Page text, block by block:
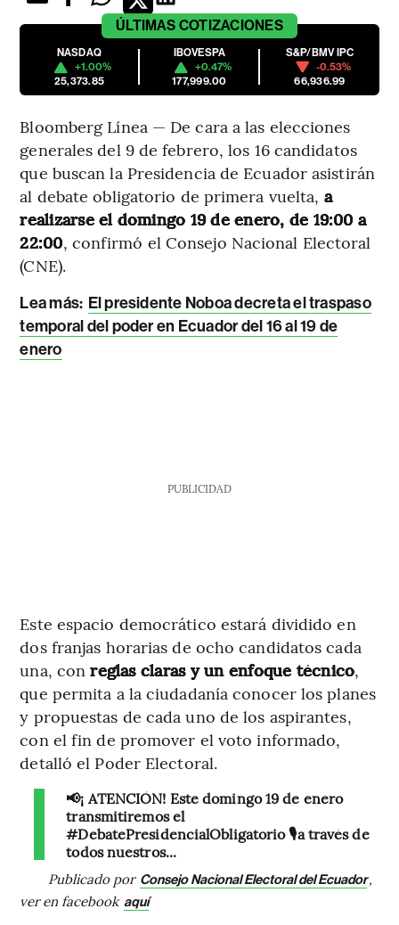
ÚLTIMAS COTIZACIONES
NASDAQ
+1.00%
25,373.85
IBOVESPA
+0.47%
177,999.00
S&P/BMV IPC
-0.53%
66,936.99
Bloomberg Línea — De cara a las elecciones
generales del 9 de febrero, los 16 candidatos
que buscan la Presidencia de Ecuador asistirán
al debate obligatorio de primera vuelta, a
realizarse el domingo 19 de enero, de 19:00 a
22:00, confirmó el Consejo Nacional Electoral
(CNE).
Lea más: El presidente Noboa decreta el traspaso
temporal del poder en Ecuador del 16 al 19 de
enero
PUBLICIDAD
Este espacio democrático estará dividido en
dos franjas horarias de ocho candidatos cada
una, conreglas claras y un enfoque técnico,
que permita a la ciudadanía conocer los planes
y propuestas de cada uno de los aspirantes,
con el fin de promover el voto informado,
detalló el Poder Electoral.
📢¡ ATENCIÓN! Este domingo 19 de enero
transmitiremos el
#DebatePresidencialObligatorio 🎙️a través de
todos nuestros...
Publicado por Consejo Nacional Electoral del Ecuador,
ver en facebook aquí